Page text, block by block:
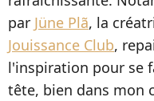
par Jüne Plã, la
Jouissance Club,
l'inspiration pour se
tête, bien dans mon